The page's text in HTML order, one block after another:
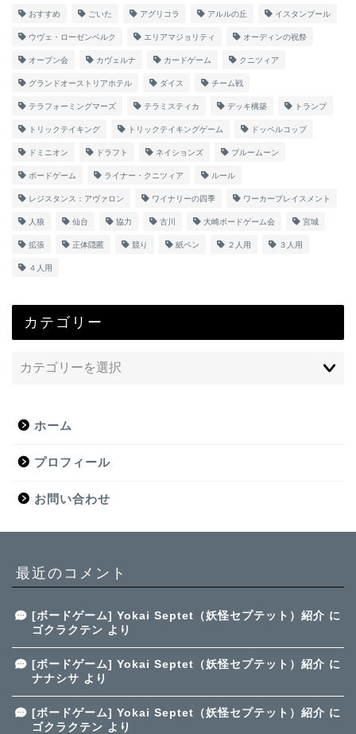
おすすめ ごいた アグリコラ アルルの丘 イスタンブール
ウヴェ・ローゼンベルク エリアマジョリティ オーディンの祝祭
オープン会 カヴェルナ カードゲーム クニツィア
グランドオーストリアホテル ダイス チーム戦
テラフォーミングマーズ テラミスティカ デッキ構築 トランプ
トリックテイキング トリックテイキングゲーム ドッペルコップ
ドミニオン ドラフト ネイションズ ブルームーン
ボードゲーム ライナー・クニツィア ルール
レジスタンス：アヴァロン ワイナリーの四季 ワーカープレイスメント
人狼 仙台 協力 古川 大崎ボードゲーム会 宮城
拡張 正体隠匿 競り 紙ペン ２人用 ３人用
４人用
カテゴリー
ホーム
プロフィール
お問い合わせ
最近のコメント
[ボードゲーム] Yokai Septet（妖怪セプテット）紹介 に
ゴクラクテン より
[ボードゲーム] Yokai Septet（妖怪セプテット）紹介 に
ナナシサ より
[ボードゲーム] Yokai Septet（妖怪セプテット）紹介 に
ゴクラクテン より